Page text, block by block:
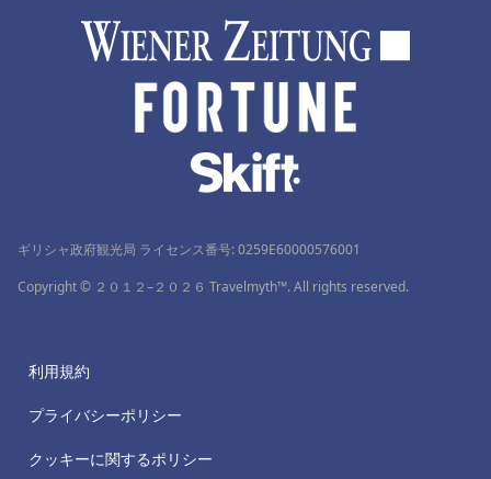
ギリシャ政府観光局 ライセンス番号: 0259Ε60000576001
Copyright © ２０１２–２０２６ Travelmyth™. All rights reserved.
利用規約
プライバシーポリシー
クッキーに関するポリシー